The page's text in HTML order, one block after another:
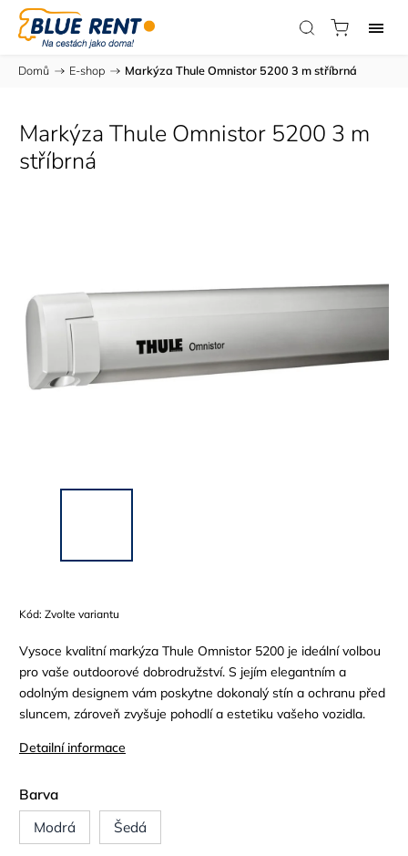
Domů / E-shop / Markýza Thule Omnistor 5200 3 m stříbrná
Markýza Thule Omnistor 5200 3 m
stříbrná
Kód: Zvolte variantu
Vysoce kvalitní markýza Thule Omnistor 5200 je ideální volbou
pro vaše outdoorové dobrodružství. S jejím elegantním a
odolným designem vám poskytne dokonalý stín a ochranu před
sluncem, zároveň zvyšuje pohodlí a estetiku vašeho vozidla.
Detailní informace
Barva
Modrá
Šedá